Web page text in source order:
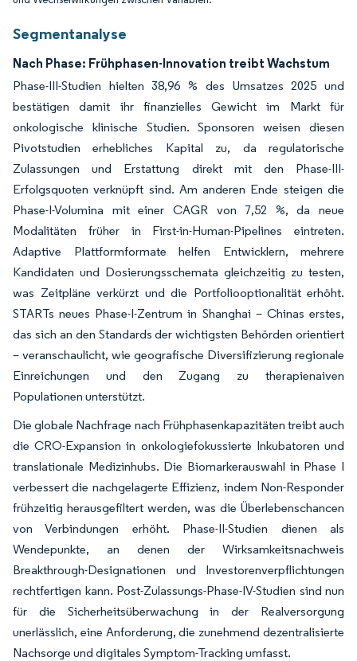
Segmentanalyse
Nach Phase: Frühphasen-Innovation treibt Wachstum
Phase-III-Studien hielten 38,96 % des Umsatzes 2025 und
bestätigen damit ihr finanzielles Gewicht im Markt für
onkologische klinische Studien. Sponsoren weisen diesen
Pivotstudien erhebliches Kapital zu, da regulatorische
Zulassungen und Erstattung direkt mit den Phase-III-
Erfolgsquoten verknüpft sind. Am anderen Ende steigen die
Phase-I-Volumina mit einer CAGR von 7,52 %, da neue
Modalitäten früher in First-in-Human-Pipelines eintreten.
Adaptive Plattformformate helfen Entwicklern, mehrere
Kandidaten und Dosierungsschemata gleichzeitig zu testen,
was Zeitpläne verkürzt und die Portfoliooptionalität erhöht.
STARTs neues Phase-I-Zentrum in Shanghai – Chinas erstes,
das sich an den Standards der wichtigsten Behörden orientiert
– veranschaulicht, wie geografische Diversifizierung regionale
Einreichungen und den Zugang zu therapienaiven
Populationen unterstützt.
Die globale Nachfrage nach Frühphasenkapazitäten treibt auch
die CRO-Expansion in onkologiefokussierte Inkubatoren und
translationale Medizinhubs. Die Biomarkerauswahl in Phase I
verbessert die nachgelagerte Effizienz, indem Non-Responder
frühzeitig herausgefiltert werden, was die Überlebenschancen
von Verbindungen erhöht. Phase-II-Studien dienen als
Wendepunkte, an denen der Wirksamkeitsnachweis
Breakthrough-Designationen und Investorenverpflichtungen
rechtfertigen kann. Post-Zulassungs-Phase-IV-Studien sind nun
für die Sicherheitsüberwachung in der Realversorgung
unerlässlich, eine Anforderung, die zunehmend dezentralisierte
Nachsorge und digitales Symptom-Tracking umfasst.